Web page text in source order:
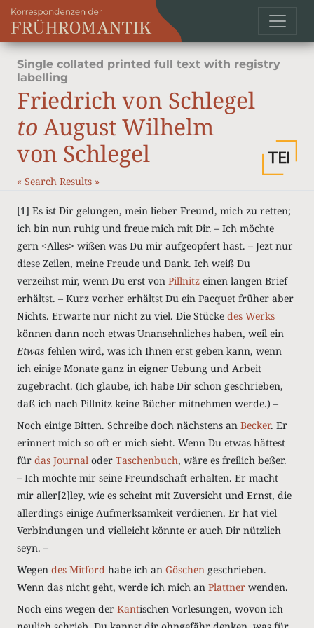
Single collated printed full text with registry
labelling
Friedrich von Schlegel
to August Wilhelm
von Schlegel
« Search Results »
[1] Es ist Dir gelungen, mein lieber Freund, mich zu retten;
ich bin nun ruhig und freue mich mit Dir. – Ich möchte
gern <Alles> wißen was Du mir aufgeopfert hast. – Jezt nur
diese Zeilen, meine Freude und Dank. Ich weiß Du
verzeihst mir, wenn Du erst von Pillnitz einen langen Brief
erhältst. – Kurz vorher erhältst Du ein Pacquet früher aber
Nichts. Erwarte nur nicht zu viel. Die Stücke des Werks
können dann noch etwas Unansehnliches haben, weil ein
Etwas fehlen wird, was ich Ihnen erst geben kann, wenn
ich einige Monate ganz in eigner Uebung und Arbeit
zugebracht. (Ich glaube, ich habe Dir schon geschrieben,
daß ich nach Pillnitz keine Bücher mitnehmen werde.) –
Noch einige Bitten. Schreibe doch nächstens an Becker. Er
erinnert mich so oft er mich sieht. Wenn Du etwas hättest
für das Journal oder Taschenbuch, wäre es freilich beßer.
– Ich möchte mir seine Freundschaft erhalten. Er macht
mir aller[2]ley, wie es scheint mit Zuversicht und Ernst, die
allerdings einige Aufmerksamkeit verdienen. Er hat viel
Verbindungen und vielleicht könnte er auch Dir nützlich
seyn. –
Wegen des Mitford habe ich an Göschen geschrieben.
Wenn das nicht geht, werde ich mich an Plattner wenden.
Noch eins wegen der Kantischen Vorlesungen, wovon ich